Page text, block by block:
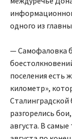
одного из
— Самофаловка
поселения есть
километр»,
Сталинградской
разгорелись
августа. В